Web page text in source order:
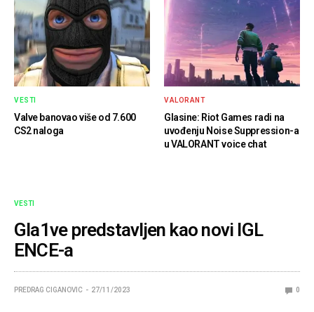
VESTI
Valve banovao više od 7.600
CS2 naloga
VALORANT
Glasine: Riot Games radi na
uvođenju Noise Suppression-a
u VALORANT voice chat
VESTI
Gla1ve predstavljen kao novi IGL
ENCE-a
PREDRAG CIGANOVIC 27/11/2023 0